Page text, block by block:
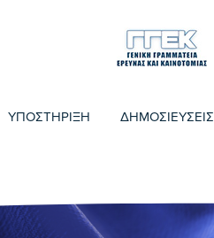
ΥΠΟΣΤΗΡΙΞΗ ΔΗΜΟΣΙΕΥΣΕΙΣ